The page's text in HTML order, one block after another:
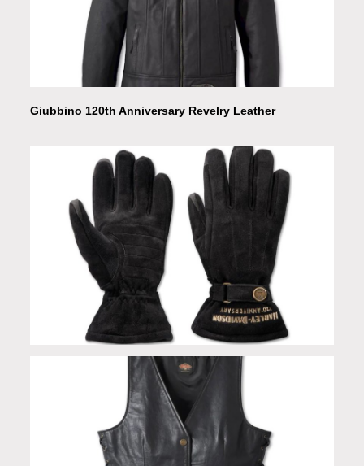
Giubbino 120th Anniversary Revelry Leather
Guanti 120° Anniversario Wistful leather